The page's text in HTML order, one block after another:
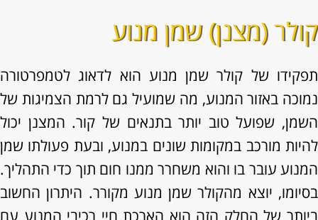
קולר (מצנן) שמן מנוע
תפקידו של קולר שמן מנוע הוא לדאוג לטמפרטורה
נמוכה באזור המנוע, מה שמועיל גם לרמת הצמיגות של
השמן, שפועל טוב יותר בתנאים של קור. המצנן יכול
להיות מורכב במקומות שונים במנוע, ובעת פעולתו שמן
המנוע עובר בו והוא משחרר ממנו חום תוך כדי התהליך.
בסיומו, יוצא מהקולר שמן מנוע מקורר. היתרון החשוב
ביותר של החלק הזה הוא הארכת חיי רכיבי המנוע עם